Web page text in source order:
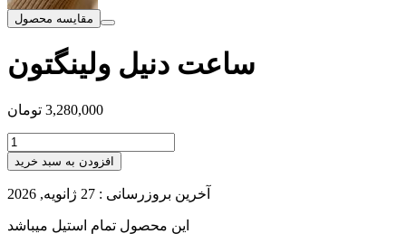
مقایسه محصول
ساعت دنیل ولینگتون
3,280,000 تومان
افزودن به سبد خرید
آخرین بروزرسانی : 27 ژانویه, 2026
این محصول تمام استیل میباشد